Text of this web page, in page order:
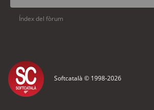
Índex del fòrum
Softcatalà © 1998-2026